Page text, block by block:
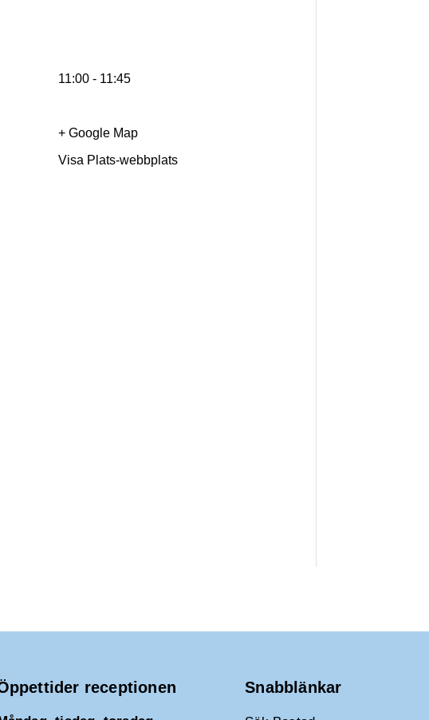
11:00 - 11:45
+ Google Map
Visa Plats-webbplats
receptionen Snabblänkar